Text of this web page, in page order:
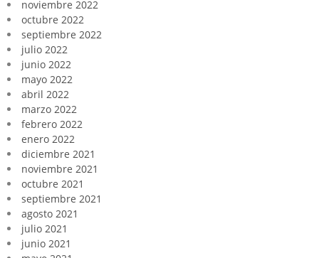
noviembre 2022
octubre 2022
septiembre 2022
julio 2022
junio 2022
mayo 2022
abril 2022
marzo 2022
febrero 2022
enero 2022
diciembre 2021
noviembre 2021
octubre 2021
septiembre 2021
agosto 2021
julio 2021
junio 2021